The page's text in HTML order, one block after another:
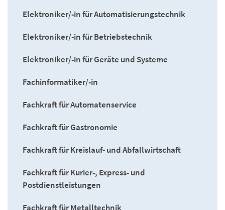
Elektroniker/-in für Automatisierungstechnik
Elektroniker/-in für Betriebstechnik
Elektroniker/-in für Geräte und Systeme
Fachinformatiker/-in
Fachkraft für Automatenservice
Fachkraft für Gastronomie
Fachkraft für Kreislauf- und Abfallwirtschaft
Fachkraft für Kurier-, Express- und
Postdienstleistungen
Fachkraft für Metalltechnik